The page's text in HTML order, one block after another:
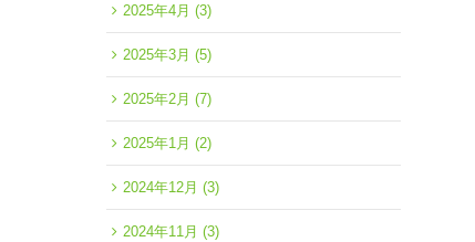
2025年4月 (3)
2025年3月 (5)
2025年2月 (7)
2025年1月 (2)
2024年12月 (3)
2024年11月 (3)